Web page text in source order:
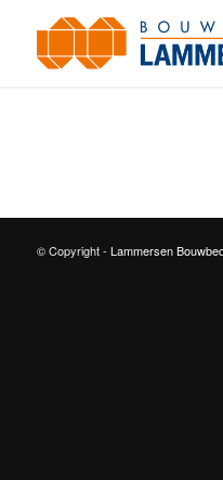
© Copyright - Lammersen